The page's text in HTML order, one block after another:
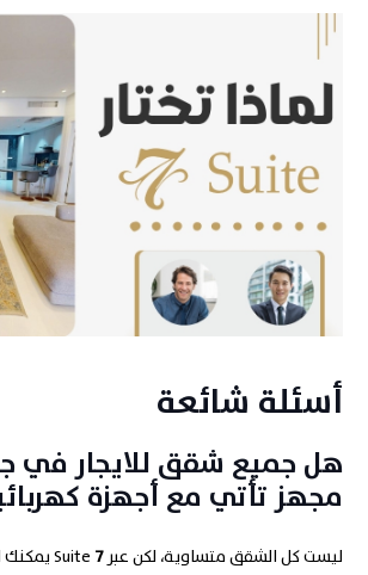
أسئلة شائعة
هل جميع شقق للايجار في
مجهز تأتي مع أجهزة
ليست كل الشقق متساوية، لكن عبر Suite 7
يمكنك